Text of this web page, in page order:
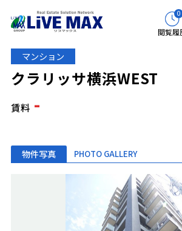
0
閲覧履
マンション
クラリッサ横浜WEST
賃料 -
物件写真 PHOTO GALLERY